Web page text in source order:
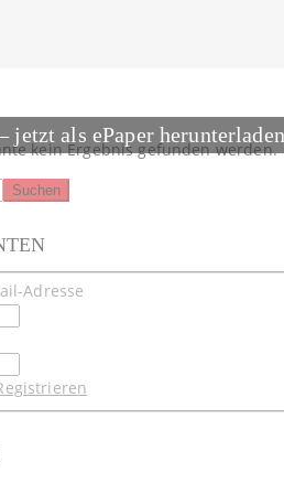
kein Ergebnis gefunden werden.
Adresse
jetzt als ePaper herunterladen